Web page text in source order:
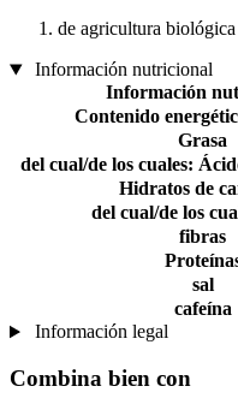
de agricultura biológica
Información nutricional
Información
Contenido
Grasa
del cual/de los cuales:
Hidratos de
del cual/de los
fibras
sal
cafeína
Información legal
Combina bien con